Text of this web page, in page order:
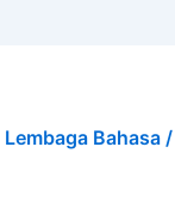
Lembaga Bahasa /